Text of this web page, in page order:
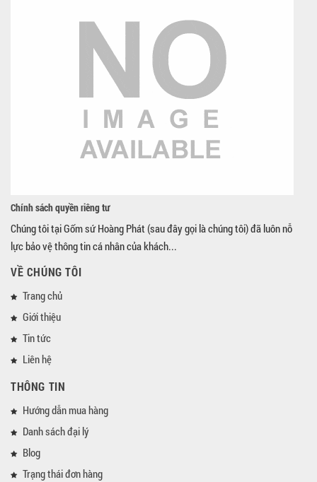
Chính sách quyền riêng tư
Chúng tôi tại Gốm sứ Hoàng Phát (sau đây gọi là chúng tôi) đã luôn nỗ
lực bảo vệ thông tin cá nhân của khách...
VỀ CHÚNG TÔI
Trang chủ
Giới thiệu
Tin tức
Liên hệ
THÔNG TIN
Hướng dẫn mua hàng
Danh sách đại lý
Blog
Trạng thái đơn hàng